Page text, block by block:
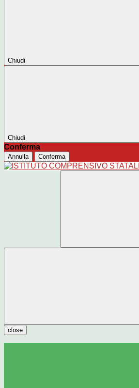
Chiudi
Chiudi
Conferma
Annulla Conferma
close